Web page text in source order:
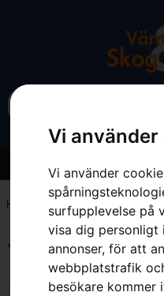
Vi
Vi använder
surfupplevelse på
visa dig personligt
annonser, för att
webbplatstrafik
besökare kommer
Hem Integrerad
Visar alla 3 resultat